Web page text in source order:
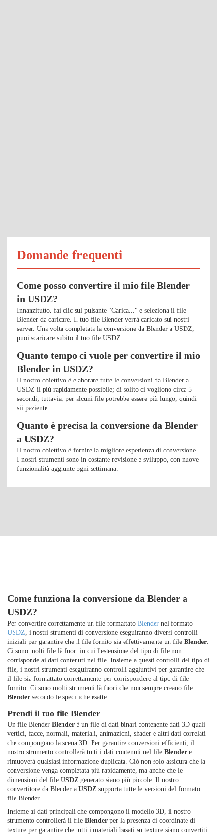
Domande frequenti
Come posso convertire il mio file Blender
in USDZ?
Innanzitutto, fai clic sul pulsante "Carica..." e seleziona il file
Blender da caricare. Il tuo file Blender verrà caricato sui nostri
server. Una volta completata la conversione da Blender a USDZ,
puoi scaricare subito il tuo file USDZ.
Quanto tempo ci vuole per convertire il mio
Blender in USDZ?
Il nostro obiettivo è elaborare tutte le conversioni da Blender a
USDZ il più rapidamente possibile; di solito ci vogliono circa 5
secondi; tuttavia, per alcuni file potrebbe essere più lungo, quindi
sii paziente.
Quanto è precisa la conversione da Blender
a USDZ?
Il nostro obiettivo è fornire la migliore esperienza di conversione.
I nostri strumenti sono in costante revisione e sviluppo, con nuove
funzionalità aggiunte ogni settimana.
Come funziona la conversione da Blender a
USDZ?
Per convertire correttamente un file formattato Blender nel formato
USDZ, i nostri strumenti di conversione eseguiranno diversi controlli
iniziali per garantire che il file fornito sia effettivamente un file Blender.
Ci sono molti file là fuori in cui l'estensione del tipo di file non
corrisponde ai dati contenuti nel file. Insieme a questi controlli del tipo di
file, i nostri strumenti eseguiranno controlli aggiuntivi per garantire che
il file sia formattato correttamente per corrispondere al tipo di file
fornito. Ci sono molti strumenti là fuori che non sempre creano file
Blender secondo le specifiche esatte.
Prendi il tuo file Blender
Un file Blender Blender è un file di dati binari contenente dati 3D quali
vertici, facce, normali, materiali, animazioni, shader e altri dati correlati
che compongono la scena 3D. Per garantire conversioni efficienti, il
nostro strumento controllerà tutti i dati contenuti nel file Blender e
rimuoverà qualsiasi informazione duplicata. Ciò non solo assicura che la
conversione venga completata più rapidamente, ma anche che le
dimensioni del file USDZ generato siano più piccole. Il nostro
convertitore da Blender a USDZ supporta tutte le versioni del formato
file Blender.
Insieme ai dati principali che compongono il modello 3D, il nostro
strumento controllerà il file Blender per la presenza di coordinate di
texture per garantire che tutti i materiali basati su texture siano convertiti